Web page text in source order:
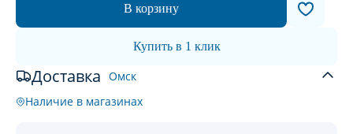
В корзину
Купить в 1 клик
Доставка Омск
Наличие в магазинах